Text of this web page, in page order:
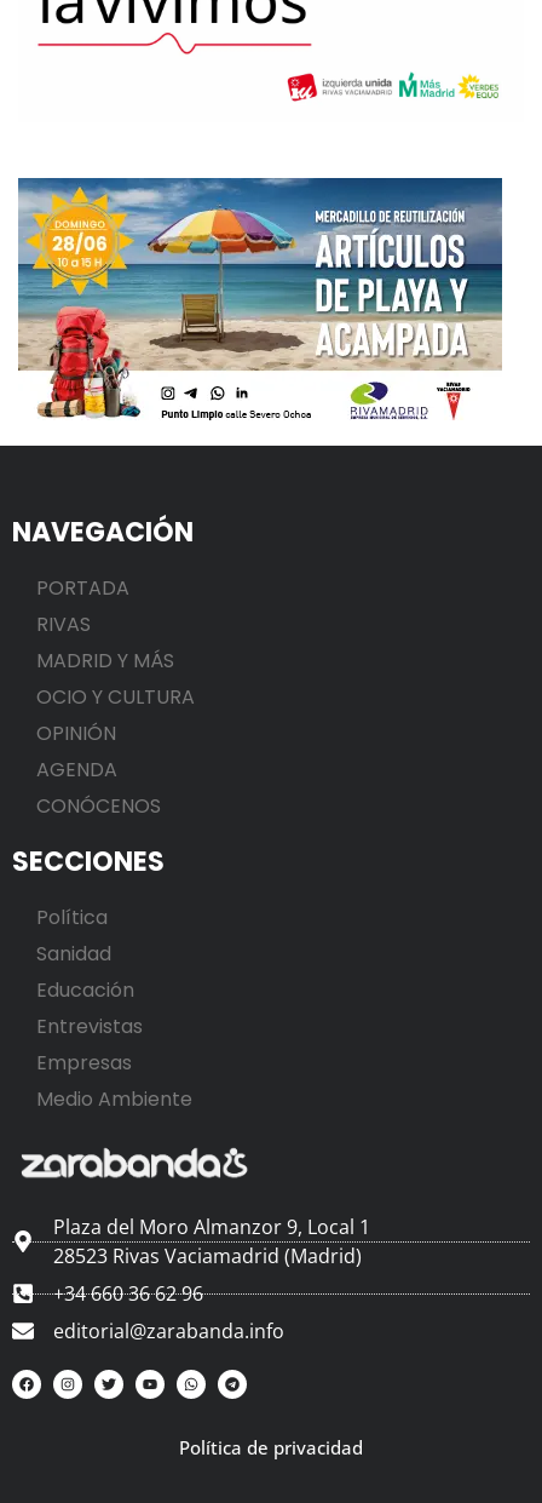
NAVEGACIÓN
PORTADA
RIVAS
MADRID Y MÁS
OCIO Y CULTURA
OPINIÓN
AGENDA
CONÓCENOS
SECCIONES
Política
Sanidad
Educación
Entrevistas
Empresas
Medio Ambiente
Plaza del Moro Almanzor 9, Local 1
28523 Rivas Vaciamadrid (Madrid)
+34 660 36 62 96
editorial@zarabanda.info
Política de privacidad